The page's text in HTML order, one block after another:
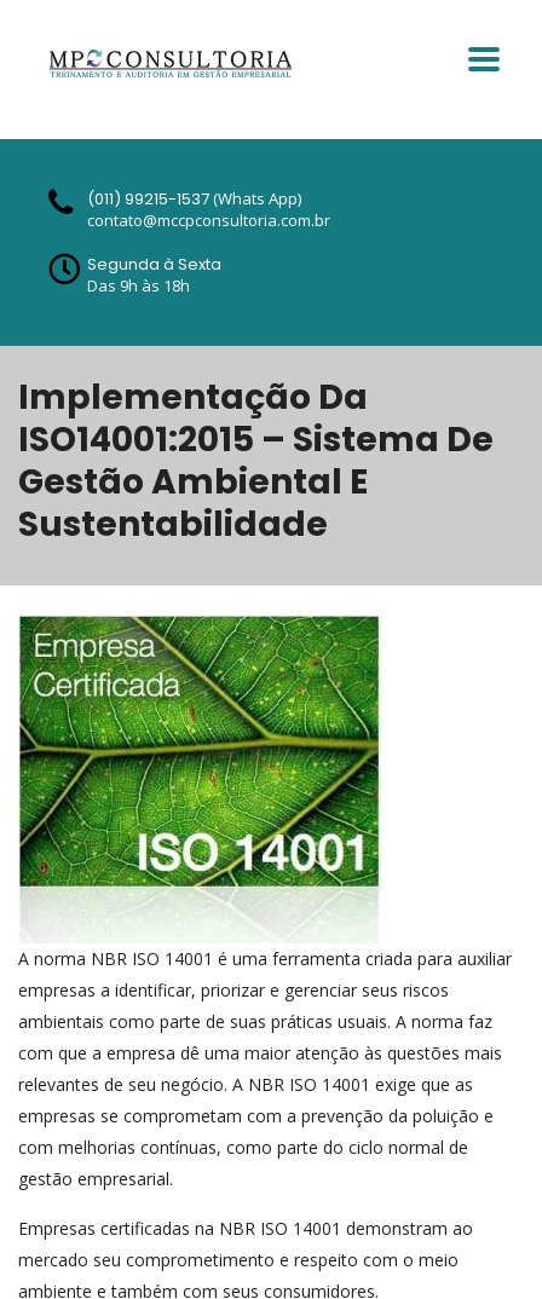
(011) 99215-1537(Whats App)
contato@mccpconsultoria.com.br
Segunda à Sexta
Das 9h às 18h
Implementação Da
ISO14001:2015 – Sistema De
Gestão Ambiental E
Sustentabilidade
A norma NBR ISO 14001 é uma ferramenta criada para auxiliar
empresas a identificar, priorizar e gerenciar seus riscos
ambientais como parte de suas práticas usuais. A norma faz
com que a empresa dê uma maior atenção às questões mais
relevantes de seu negócio. A NBR ISO 14001 exige que as
empresas se comprometam com a prevenção da poluição e
com melhorias contínuas, como parte do ciclo normal de
gestão empresarial.
Empresas certificadas na NBR ISO 14001 demonstram ao
mercado seu comprometimento e respeito com o meio
ambiente e também com seus consumidores.